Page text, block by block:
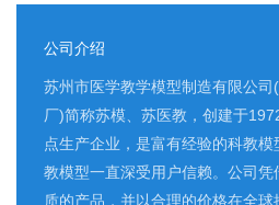
公司介绍
苏州市医学教学模型制造有限公
厂)简称苏模、苏医教，创建于
点生产企业，是富有经验的科教
教模型一直深受用户信赖。公司
质的产品，并以合理的价格在全球